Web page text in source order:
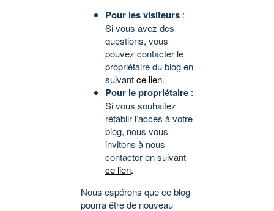
Pour les visiteurs :
Si vous avez des
questions, vous
pouvez contacter le
propriétaire du blog en
suivantce lien.
Pour le propriétaire :
Si vous souhaitez
rétablir l’accès à votre
blog, nous vous
invitons à nous
contacter en suivant
ce lien.
Nous espérons que ce blog
pourra être de nouveau